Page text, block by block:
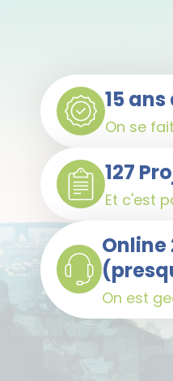
15
On se
127
Et c'est
Online
On est